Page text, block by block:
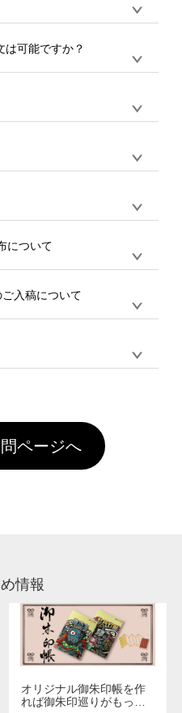
ます。デザインツールから
決済まで完了できます。
印刷など、大口注文の場合
するエコバッグコンシェル
ェルをご利用ください。製
ば多いほど、オンデマンド
格で製作することが可能で
は、JPG / PNG / AI / PSD /
す。データの最大サイズ
ード可能です。使用できな
なります。（※ Illustratorか
応していません。AIで保存
からアップロードして下さ
は可能ですか？
ります。30個以上のご製
サポートが担当するエコバ
、電話やFAX、メールなど
。
どの場合は、製作数量が
サポート担当が、デザイ
サー
さい。(※ 30個以下の場合
をご利用ください)
降に配送業者・伝票番号を
たしますので、直接配送業
調整をお願い致します。
割引(最大50%)が適用され
ント】購入金額の1％が1ポ
れ、次回ご注文時に1ポイ
使いいただけます。ポイン
に付与され、次回ご注文時
。ポイントの有効期限は一
ランク】過去10カ月のご注
ンク割引(最大5%)が適用
がされていなければ、ラン
れません。
について
カラー生地（Tシャツのホ
グのナチュラル、ホワイト
を定着させるための処理剤
納期・低価格で商品をお届
で落とすことが可能です。
様ご自身にて着用前に落と
ようお願いいたします。※1
でのご注文に関わらず、前
入稿について
ータも該当デザインのみ画
に変換、またはAdobe
引きで4,000円未満になる
ますので、ご注意くださ
ページへ
情報
オリジナル御朱印帳を作
れば御朱印巡りがもっと